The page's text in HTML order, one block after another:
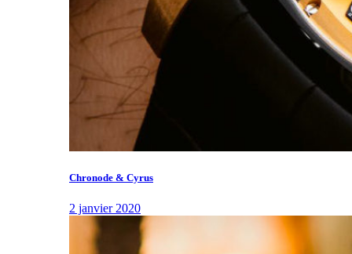
Chronode & Cyrus
2 janvier 2020